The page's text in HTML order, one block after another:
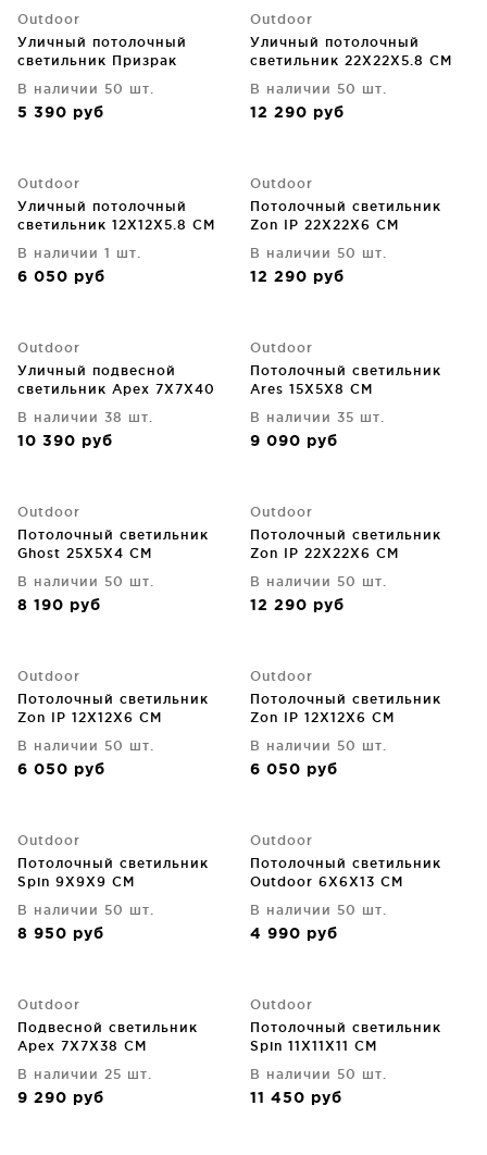
Outdoor
Уличный потолочный
светильник Призрак
В наличии 50 шт.
5 390 руб
Outdoor
Уличный потолочный
светильник 22X22X5.8 CM
В наличии 50 шт.
12 290 руб
Outdoor
Уличный потолочный
светильник 12X12X5.8 CM
В наличии 1 шт.
6 050 руб
Outdoor
Потолочный светильник
Zon IP 22X22X6 CM
В наличии 50 шт.
12 290 руб
Outdoor
Уличный подвесной
светильник Apex 7X7X40
В наличии 38 шт.
10 390 руб
Outdoor
Потолочный светильник
Ares 15X5X8 CM
В наличии 35 шт.
9 090 руб
Outdoor
Потолочный светильник
Ghost 25X5X4 CM
В наличии 50 шт.
8 190 руб
Outdoor
Потолочный светильник
Zon IP 22X22X6 CM
В наличии 50 шт.
12 290 руб
Outdoor
Потолочный светильник
Zon IP 12X12X6 CM
В наличии 50 шт.
6 050 руб
Outdoor
Потолочный светильник
Zon IP 12X12X6 CM
В наличии 50 шт.
6 050 руб
Outdoor
Потолочный светильник
Spin 9X9X9 CM
В наличии 50 шт.
8 950 руб
Outdoor
Потолочный светильник
Outdoor 6X6X13 CM
В наличии 50 шт.
4 990 руб
Outdoor
Подвесной светильник
Apex 7X7X38 CM
В наличии 25 шт.
9 290 руб
Outdoor
Потолочный светильник
Spin 11X11X11 CM
В наличии 50 шт.
11 450 руб